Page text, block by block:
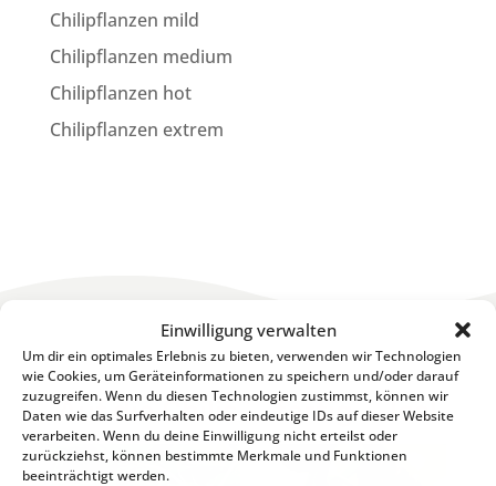
Einwilligung verwalten
Um dir ein optimales Erlebnis zu bieten, verwenden wir Technologien
wie Cookies, um Geräteinformationen zu speichern und/oder darauf
zuzugreifen. Wenn du diesen Technologien zustimmst, können wir
Daten wie das Surfverhalten oder eindeutige IDs auf dieser Website
verarbeiten. Wenn du deine Einwilligung nicht erteilst oder
zurückziehst, können bestimmte Merkmale und Funktionen
beeinträchtigt werden.
Chilipflanzen mild
Chilipflanzen medium
Chilipflanzen hot
Chilipflanzen extrem
Auf die Chilis ... fertig ... los!